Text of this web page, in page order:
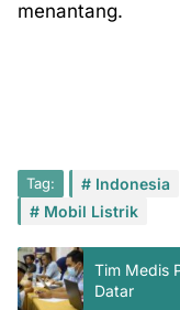
menantang.
Tag: Indonesia
Mobil Listrik
Tim Medis
Datar